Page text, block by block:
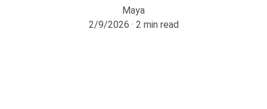
Maya
2/9/2026
2 min read